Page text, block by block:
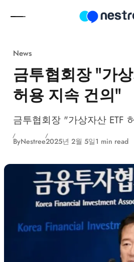
News
금투협회장 "가
허용 지속 건의"
금투협회장 "가상자산 ETF
ByNestree2025년 2월 5일1 min read